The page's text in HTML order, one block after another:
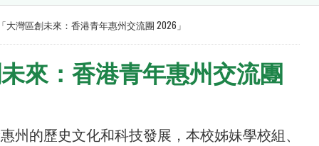
灣區創未來：香港青年惠州交流團 2026」
來：香港青年惠州交流團
的歷史文化和科技發展，本校姊妹學校組、